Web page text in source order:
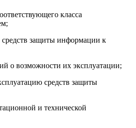
класса
средств защиты информации к
о возможности их эксплуатации;
средств защиты
и технической